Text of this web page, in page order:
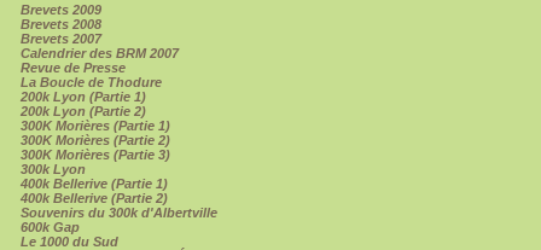
Brevets 2009
Brevets 2008
Brevets 2007
Calendrier des BRM 2007
Revue de Presse
La Boucle de Thodure
200k Lyon (Partie 1)
200k Lyon (Partie 2)
300K Morières (Partie 1)
300K Morières (Partie 2)
300K Morières (Partie 3)
300k Lyon
400k Bellerive (Partie 1)
400k Bellerive (Partie 2)
Souvenirs du 300k d'Albertville
600k Gap
Le 1000 du Sud